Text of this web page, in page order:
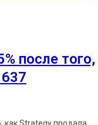
после того,